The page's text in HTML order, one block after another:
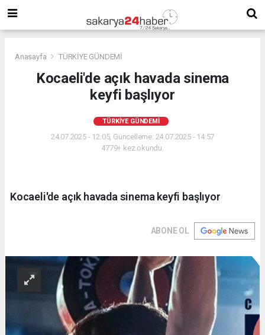
Anasayfa TÜRKİYE GÜNDEMİ
Kocaeli'de açık havada sinema
keyfi başlıyor
TÜRKİYE GÜNDEMİ
24.07.2025 - 12:05, Güncelleme: 24.07.2025 - 14:57
4779+ kez okundu.
Kocaeli'de açık havada sinema keyfi başlıyor
ABONE OL